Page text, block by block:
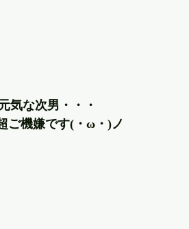
気な次男・・・
ご機嫌です(・ω・)ノ